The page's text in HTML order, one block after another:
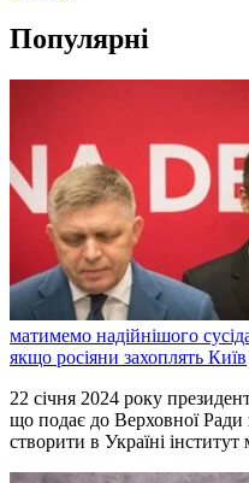
Популярні
матимемо надійнішого
якщо росіяни захоплять Київ
22 січня 2024 року
що подає до Верховної Ради
створити в Україні